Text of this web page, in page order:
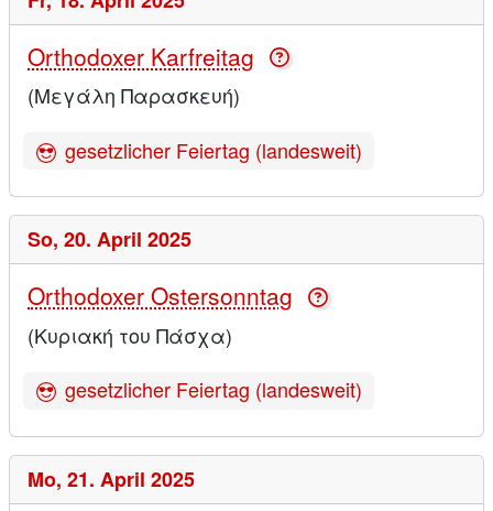
Orthodoxer Karfreitag
(Μεγάλη Παρασκευή)
gesetzlicher Feiertag (landesweit)
So, 20. April 2025
Orthodoxer Ostersonntag
(Κυριακή του Πάσχα)
gesetzlicher Feiertag (landesweit)
Mo, 21. April 2025